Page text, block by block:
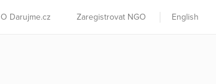
O Darujme.cz Zaregistrovat NGO English